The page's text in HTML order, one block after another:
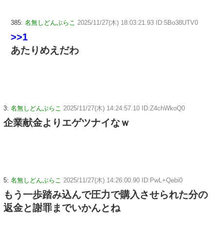
385: 名無しどんぶらこ 2025/11/27(木) 18:03:21.93 ID:5Bo38UTV0
>>1
あたりめえだわ
3: 名無しどんぶらこ 2025/11/27(木) 14:24:57.10 ID:Z4chWkoQ0
企業献金よりエゲツナイなｗ
5: 名無しどんぶらこ 2025/11/27(木) 14:26:00.90 ID:PwL+Qebi0
もう一歩踏み込んで圧力で購入させられた分の
返金と謝罪までいかんとね